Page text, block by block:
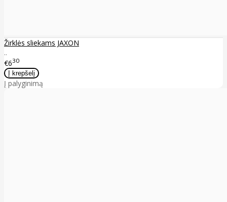
Žirklės sliekams JAXON
..
€630
Į palyginimą